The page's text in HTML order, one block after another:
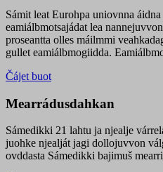
Sámit leat Eurohpa uniovnna
eamiálbmotsajádat lea nannejuvvon
proseantta olles máilmmi
gullet eamiálbmogiidda.
Čájet buot
Mearrádusdahkan
Sámedikki 21 lahtu ja njealje
juohke njealját jagi dollojuvvon
ovddasta Sámedikki bajimuš